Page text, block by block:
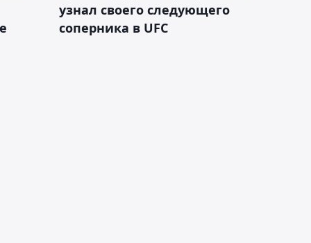
узнал своего следующего
соперника в UFC